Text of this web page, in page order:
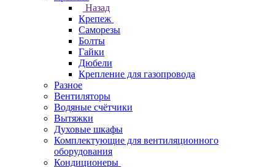
Назад
Крепеж
Саморезы
Болты
Гайки
Дюбели
Крепление для газопровода
Разное
Вентиляторы
Водяные счётчики
Вытяжки
Духовые шкафы
Комплектующие для вентиляционного
оборудования
Кондиционеры